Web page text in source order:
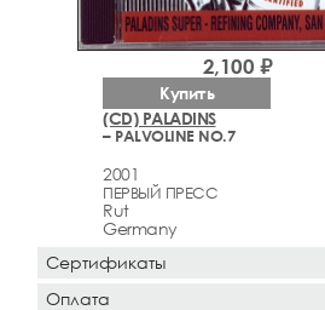
(CD) PALADINS
– PALVOLINE NO.7
2001
ПЕРВЫЙ ПРЕСС
Rut
Germany
2,100 ₽
Купить
Сертификаты
Оплата